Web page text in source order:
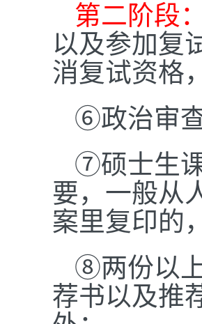
第二阶段：
以及参加复
消复试资格
⑥政治审查
⑦硕士生
要，一般从
案里复印的
⑧两份以
荐书以及推